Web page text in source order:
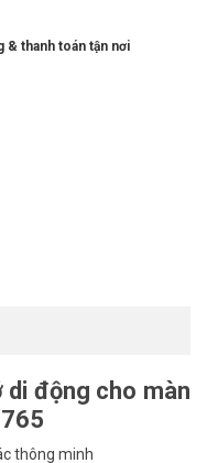
& thanh toán tận nơi
động cho màn
thông minh